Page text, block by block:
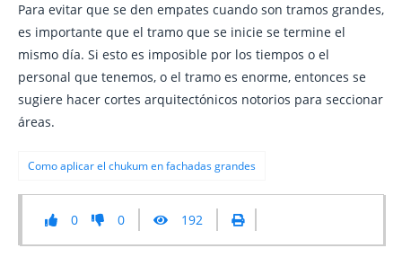
Para evitar que se den empates cuando son tramos grandes,
es importante que el tramo que se inicie se termine el
mismo día. Si esto es imposible por los tiempos o el
personal que tenemos, o el tramo es enorme, entonces se
sugiere hacer cortes arquitectónicos notorios para seccionar
áreas.
Como aplicar el chukum en fachadas grandes
0 0 192